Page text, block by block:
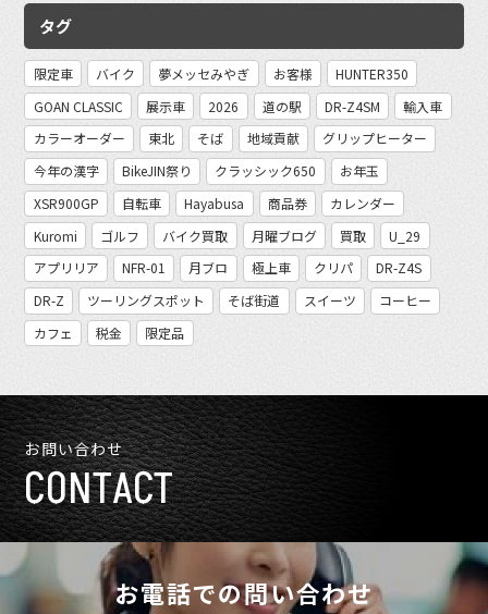
タグ
限定車 バイク 夢メッセみやぎ お客様
HUNTER350
GOAN CLASSIC
展示車 2026 道の駅 DR-Z4SM
輸入車
カラーオーダー
東北 そば 地域貢献
グリップヒーター
今年の漢字
BikeJIN祭り クラッシック650
お年玉
XSR900GP
自転車 Hayabusa 商品券
カレンダー
Kuromi
ゴルフ バイク買取 月曜ブログ 買取
U_29
アプリリア
NFR-01 月ブロ 極上車 クリパ
DR-Z4S
DR-Z
ツーリングスポット そば街道 スイーツ
コーヒー
カフェ
税金 限定品
お問い合わせ
CONTACT
お電話での問い合わせ